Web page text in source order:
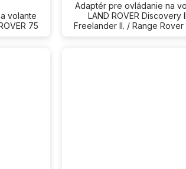
volante
75
Adaptér pre ovládanie na
LAND ROVER Discovery
Freelander II. / Range